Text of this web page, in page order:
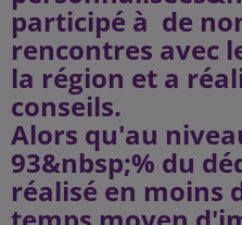
participé à de
rencontres avec
la région et a
conseils.
Alors qu'au
93&nbsp;% du
réalisé en moins